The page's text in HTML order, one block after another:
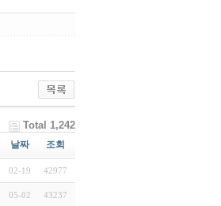
Total 1,242
날짜 조회
02-19 42977
05-02 43237